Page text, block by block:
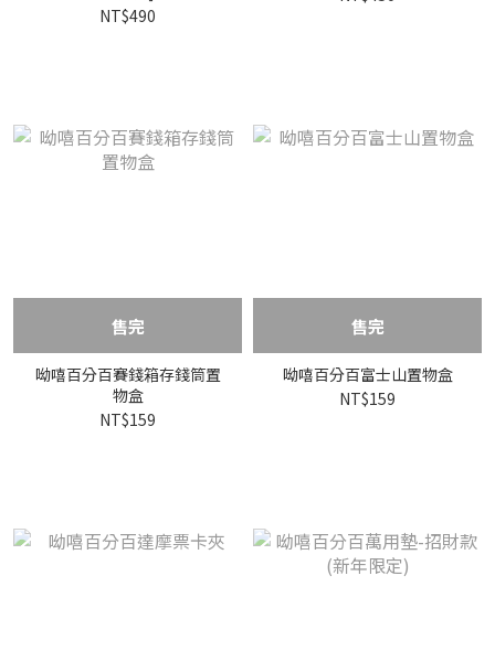
NT$490
售完
呦嘻百分百賽錢箱存錢筒置
物盒
NT$159
售完
呦嘻百分百富士山置物盒
NT$159